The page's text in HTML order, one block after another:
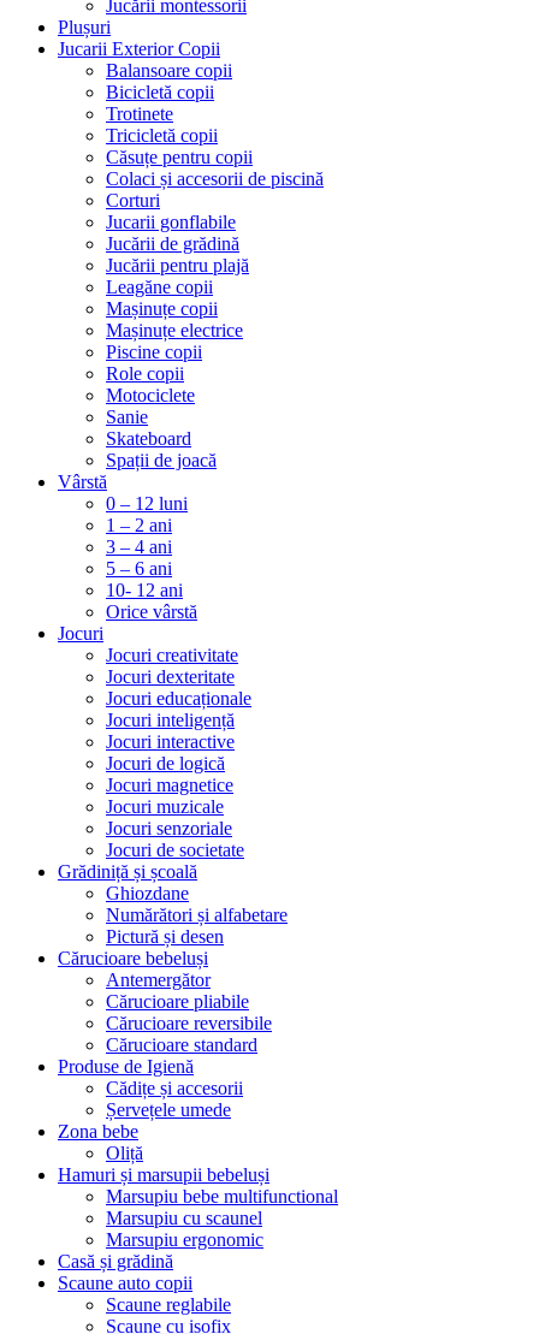
Jucării montessorii
Plușuri
Jucarii Exterior Copii
Balansoare copii
Bicicletă copii
Trotinete
Tricicletă copii
Căsuțe pentru copii
Colaci și accesorii de piscină
Corturi
Jucarii gonflabile
Jucării de grădină
Jucării pentru plajă
Leagăne copii
Mașinuțe copii
Mașinuțe electrice
Piscine copii
Role copii
Motociclete
Sanie
Skateboard
Spații de joacă
Vârstă
0 – 12 luni
1 – 2 ani
3 – 4 ani
5 – 6 ani
10- 12 ani
Orice vârstă
Jocuri
Jocuri creativitate
Jocuri dexteritate
Jocuri educaționale
Jocuri inteligență
Jocuri interactive
Jocuri de logică
Jocuri magnetice
Jocuri muzicale
Jocuri senzoriale
Jocuri de societate
Grădiniță și școală
Ghiozdane
Numărători și alfabetare
Pictură și desen
Cărucioare bebeluși
Antemergător
Cărucioare pliabile
Cărucioare reversibile
Cărucioare standard
Produse de Igienă
Cădițe și accesorii
Șervețele umede
Zona bebe
Oliță
Hamuri și marsupii bebeluși
Marsupiu bebe multifunctional
Marsupiu cu scaunel
Marsupiu ergonomic
Casă și grădină
Scaune auto copii
Scaune reglabile
Scaune cu isofix